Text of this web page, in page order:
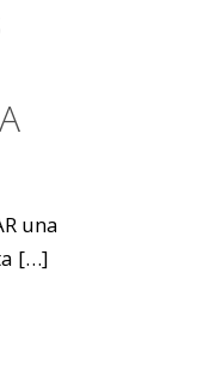
una
[…]